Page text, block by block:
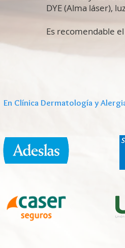
DYE (Alma láser),
Es recomendable
En Clínica Dermatología y